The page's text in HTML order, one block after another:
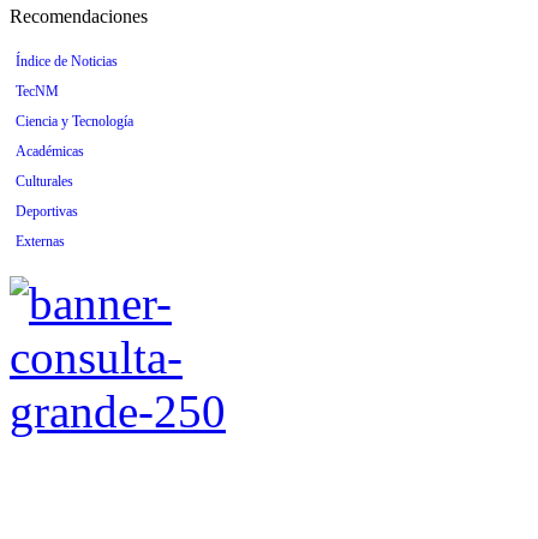
Recomendaciones
Índice de Noticias
TecNM
Ciencia y Tecnología
Académicas
Culturales
Deportivas
Externas